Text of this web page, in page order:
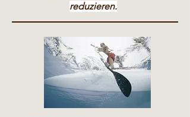
reduzieren.